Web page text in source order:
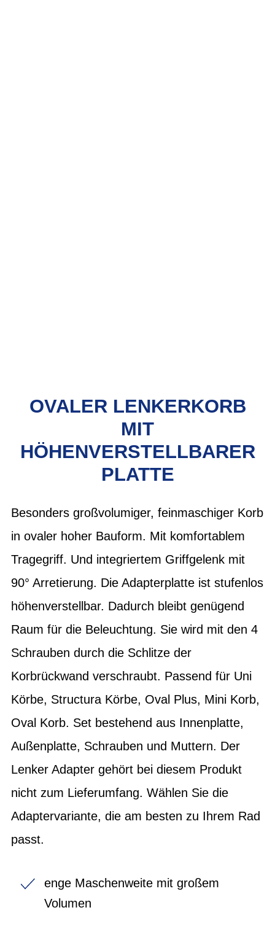
OVALER LENKERKORB
MIT
HÖHENVERSTELLBARER
PLATTE
Besonders großvolumiger, feinmaschiger Korb
in ovaler hoher Bauform. Mit komfortablem
Tragegriff. Und integriertem Griffgelenk mit
90° Arretierung. Die Adapterplatte ist stufenlos
höhenverstellbar. Dadurch bleibt genügend
Raum für die Beleuchtung. Sie wird mit den 4
Schrauben durch die Schlitze der
Korbrückwand verschraubt. Passend für Uni
Körbe, Structura Körbe, Oval Plus, Mini Korb,
Oval Korb. Set bestehend aus Innenplatte,
Außenplatte, Schrauben und Muttern. Der
Lenker Adapter gehört bei diesem Produkt
nicht zum Lieferumfang. Wählen Sie die
Adaptervariante, die am besten zu Ihrem Rad
passt.
enge Maschenweite mit großem
Volumen